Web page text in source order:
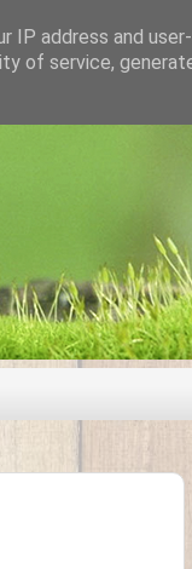
IP address and
of service,